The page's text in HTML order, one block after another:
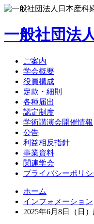
一般社団法
ご案内
学会概要
役員構成
定款・細則
各種届出
認定制度
学術講演会開催情報
公告
利益相反指針
事業資料
関連学会
プライバシーポリシ
ホーム
インフォメーション
2025年6月8日（日